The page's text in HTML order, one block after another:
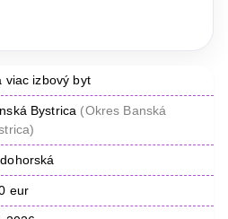
viac izbový byt
Bystrica (Okres Banská
)
eur